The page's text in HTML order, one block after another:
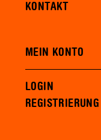
KONTAKT
MEIN KONTO
LOGIN
REGISTRIERUNG